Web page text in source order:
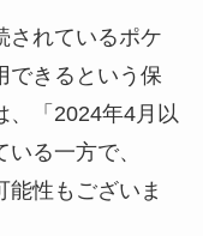
されているポケ
できるという保
、「2024年4月以
る一方で、
能性もございま